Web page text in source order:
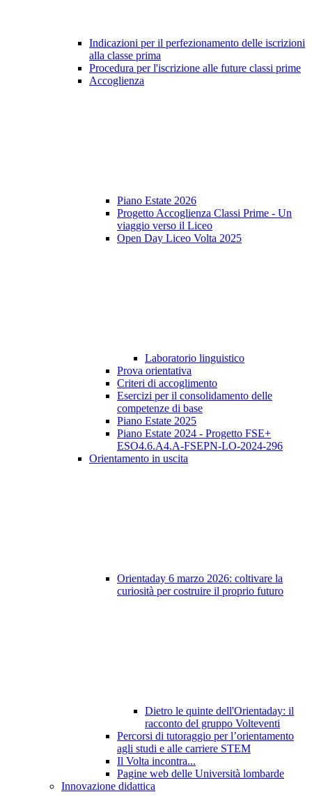
Indicazioni per il perfezionamento delle iscrizioni
alla classe prima
Procedura per l'iscrizione alle future classi prime
Accoglienza
Piano Estate 2026
Progetto Accoglienza Classi Prime - Un
viaggio verso il Liceo
Open Day Liceo Volta 2025
Laboratorio linguistico
Prova orientativa
Criteri di accoglimento
Esercizi per il consolidamento delle
competenze di base
Piano Estate 2025
Piano Estate 2024 - Progetto FSE+
ESO4.6.A4.A-FSEPN-LO-2024-296
Orientamento in uscita
Orientaday 6 marzo 2026: coltivare la
curiosità per costruire il proprio futuro
Dietro le quinte dell'Orientaday: il
racconto del gruppo Volteventi
Percorsi di tutoraggio per l’orientamento
agli studi e alle carriere STEM
Il Volta incontra...
Pagine web delle Università lombarde
Innovazione didattica